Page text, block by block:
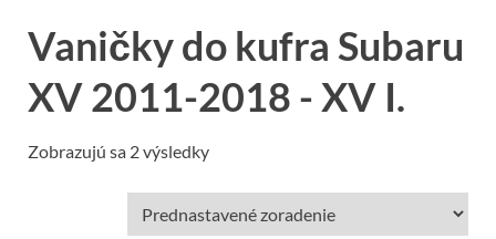
Vaničky do kufra Subaru
XV 2011-2018 - XV I.
Zobrazujú sa 2 výsledky